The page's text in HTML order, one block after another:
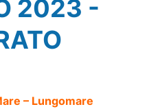
2023 -
– Lungomare